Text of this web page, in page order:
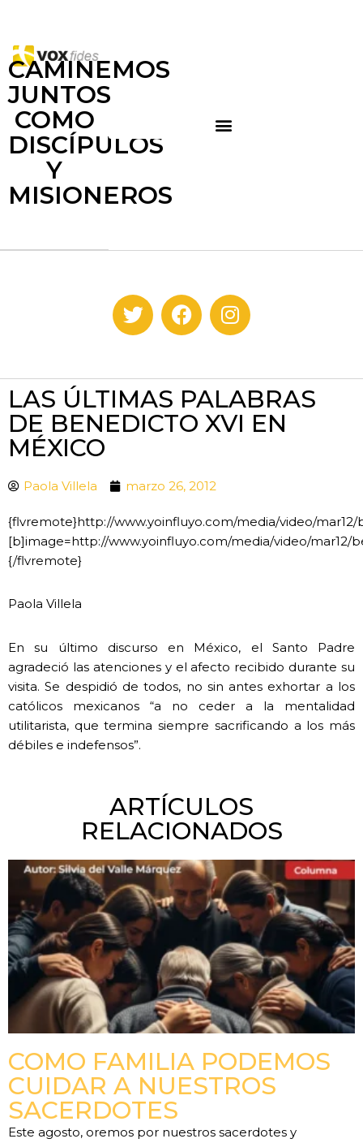
CAMINEMOS
JUNTOS
COMO
DISCÍPULOS
Y
MISIONEROS
LAS ÚLTIMAS PALABRAS
DE BENEDICTO XVI EN
MÉXICO
Paola Villela marzo 26, 2012
{flvremote}http://www.yoinfluyo.com/media/video/mar12/
[b]image=http://www.yoinfluyo.com/media/video/mar12/
{/flvremote}
Paola Villela
En su último discurso en México, el Santo Padre
agradeció las atenciones y el afecto recibido durante su
visita. Se despidió de todos, no sin antes exhortar a los
católicos mexicanos “a no ceder a la mentalidad
utilitarista, que termina siempre sacrificando a los más
débiles e indefensos”.
ARTÍCULOS
RELACIONADOS
COMO FAMILIA PODEMOS
CUIDAR A NUESTROS
SACERDOTES
Este agosto, oremos por nuestros sacerdotes y